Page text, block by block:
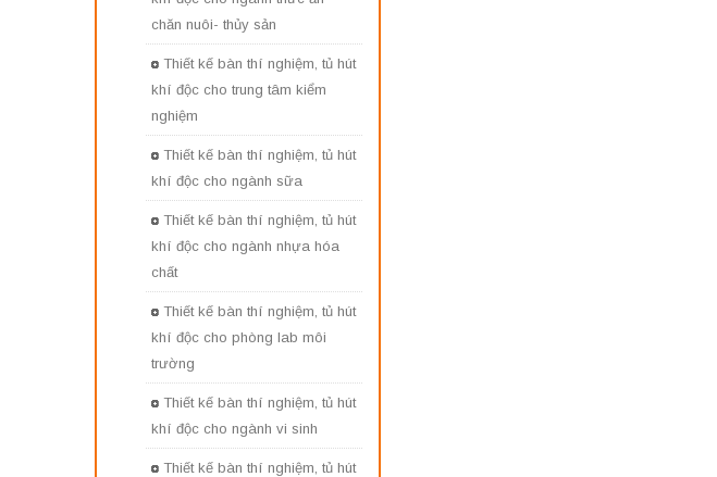
chăn nuôi- thủy sản
Thiết kế bàn thí nghiệm, tủ hút
khí độc cho trung tâm kiểm
nghiệm
Thiết kế bàn thí nghiệm, tủ hút
khí độc cho ngành sữa
Thiết kế bàn thí nghiệm, tủ hút
khí độc cho ngành nhựa hóa
chất
Thiết kế bàn thí nghiệm, tủ hút
khí độc cho phòng lab môi
trường
Thiết kế bàn thí nghiệm, tủ hút
khí độc cho ngành vi sinh
Thiết kế bàn thí nghiệm, tủ hút